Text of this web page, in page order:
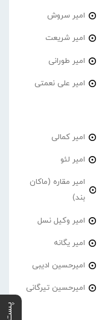
امیر سروش
امیر شریعت
امیر طورانی
امیر علی نعمتی
امیر کمالی
امیر لئو
امیر مقاره (ماکان
بند)
امیر وکیل نسل
امیر یگانه
امیرحسین ادیبی
امیرحسین تیرگانی